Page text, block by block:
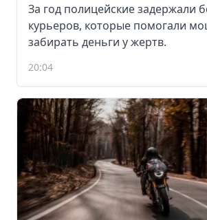
За год полицейские задержали
курьеров, которые помогали
забирать деньги у жертв.
20:04